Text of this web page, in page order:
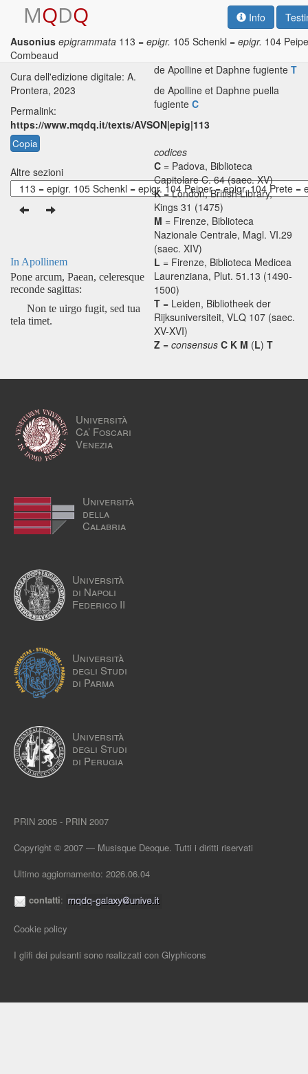
MQDQ Info
Ausonius epigrammata 113 = epigr. 105 Schenkl = epigr. 104
Combeaud
Testo base di riferimento: R. P.
H. Green, 1999
Cura dell'edizione digitale: A.
Prontera, 2023
Permalink:
https://www.mqdq.it/texts/AVSON|epig|113
Copia
Altre sezioni
In Apollinem
Pone arcum, Paean, celeresque
reconde sagittas:
Non te uirgo fugit, sed tua
tela timet.
In Apollinem K M
de Apolline et Daphne fugiente T
de Apolline et Daphne puella
fugiente C
codices
C = Padova, Biblioteca
Capitolare C. 64 (saec. XV)
K= London, British Library,
Kings 31 (1475)
M = Firenze, Biblioteca
Nazionale Centrale, Magl. VI.29
(saec. XIV)
L = Firenze, Biblioteca Medicea
Laurenziana, Plut. 51.13 (1490-
1500)
T = Leiden, Bibliotheek der
Rijksuniversiteit, VLQ 107 (saec.
XV-XVI)
Z = consensus C K M (L) T
Università
Ca’ Foscari
Venezia
Università
della
Calabria
Università
di Napoli
Federico II
Università
degli Studi
di Parma
Università
degli Studi
di Perugia
PRIN 2005 - PRIN 2007
Copyright © 2007 — Musisque Deoque. Tutti i diritti riservati
Ultimo aggiornamento: 2026.06.04
contatti:
Cookie policy
I glifi dei pulsanti sono realizzati con Glyphicons